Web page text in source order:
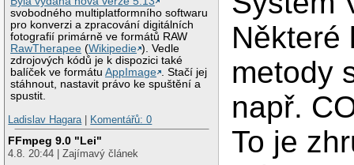
svobodného multiplatformního softwaru
pro konverzi a zpracování digitálních
fotografií primárně ve formátů RAW
RawTherapee (Wikipedie ). Vedle
zdrojových kódů je k dispozici také
balíček ve formátuAppImage . Stačí jej
stáhnout, nastavit právo ke spuštění a
spustit.
Ladislav Hagara| Komentářů: 0
FFmpeg 9.0 "Lei"
4.8. 20:44 | Zajímavý článek
Některé
metody
např.
To je